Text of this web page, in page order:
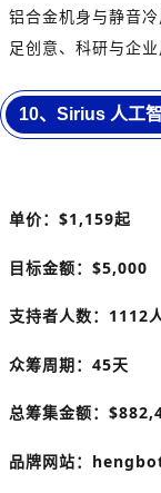
铝合金机身与静音
足创意、科研与企
10、Sirius 人工
单价： $1,159起
目标金额： $5,000
支持者人数： 1112
众筹周期：45天
总筹集金额：
品牌网站：